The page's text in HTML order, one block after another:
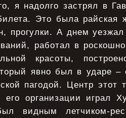
я надолго застрял в
Это была райская
прогулки. А днем
работал в
красоты,
явно был в ударе
пагодой. Центр этот
организации играл
видным летчиком-